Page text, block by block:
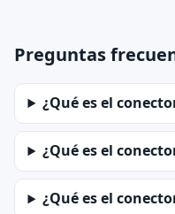
Preguntas
¿Qué es el
¿Qué es el
¿Qué es el